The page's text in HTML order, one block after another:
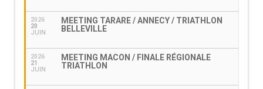
2026
20
JUIN
MEETING TARARE / ANNECY / TRIATHLON
BELLEVILLE
2026
21
JUIN
MEETING MACON / FINALE RÉGIONALE
TRIATHLON